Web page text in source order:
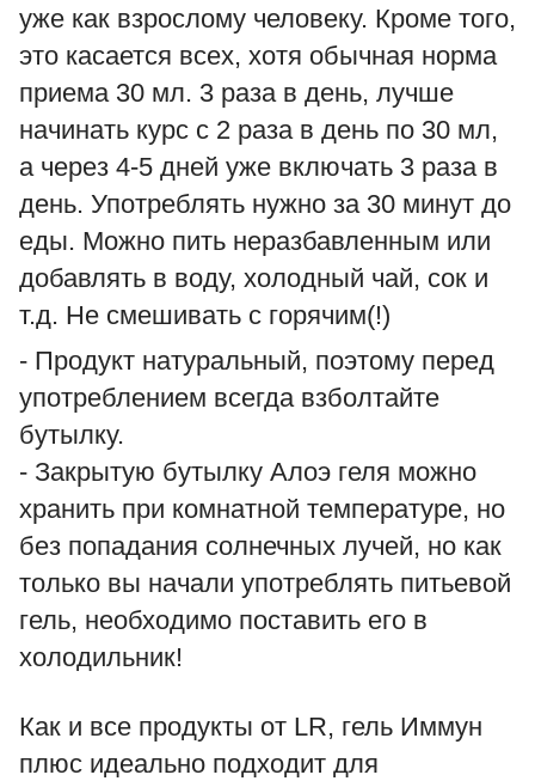
уже как взрослому человеку. Кроме того,
это касается всех, хотя обычная норма
приема 30 мл. 3 раза в день, лучше
начинать курс с 2 раза в день по 30 мл,
а через 4-5 дней уже включать 3 раза в
день. Употреблять нужно за 30 минут до
еды. Можно пить неразбавленным или
добавлять в воду, холодный чай, сок и
т.д. Не смешивать с горячим(!)
- Продукт натуральный, поэтому перед
употреблением всегда взболтайте
бутылку.
- Закрытую бутылку Алоэ геля можно
хранить при комнатной температуре, но
без попадания солнечных лучей, но как
только вы начали употреблять питьевой
гель, необходимо поставить его в
холодильник!
Как и все продукты от LR, гель Иммун
плюс идеально подходит для